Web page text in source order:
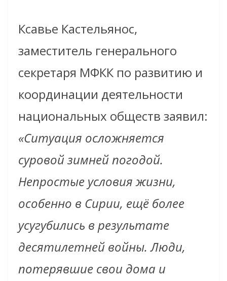
Ксавье Кастельянос,
заместитель генерального
секретаря МФКК по развитию и
координации деятельности
национальных обществ заявил:
«Ситуация осложняется
суровой зимней погодой.
Непростые условия жизни,
особенно в Сирии, ещё более
усугубились в результате
десятилетней войны. Люди,
потерявшие свои дома и